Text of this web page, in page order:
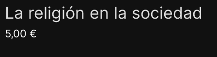
La religión en la sociedad
5,00 €